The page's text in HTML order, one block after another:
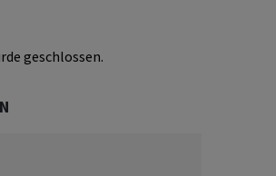
geschlossen.